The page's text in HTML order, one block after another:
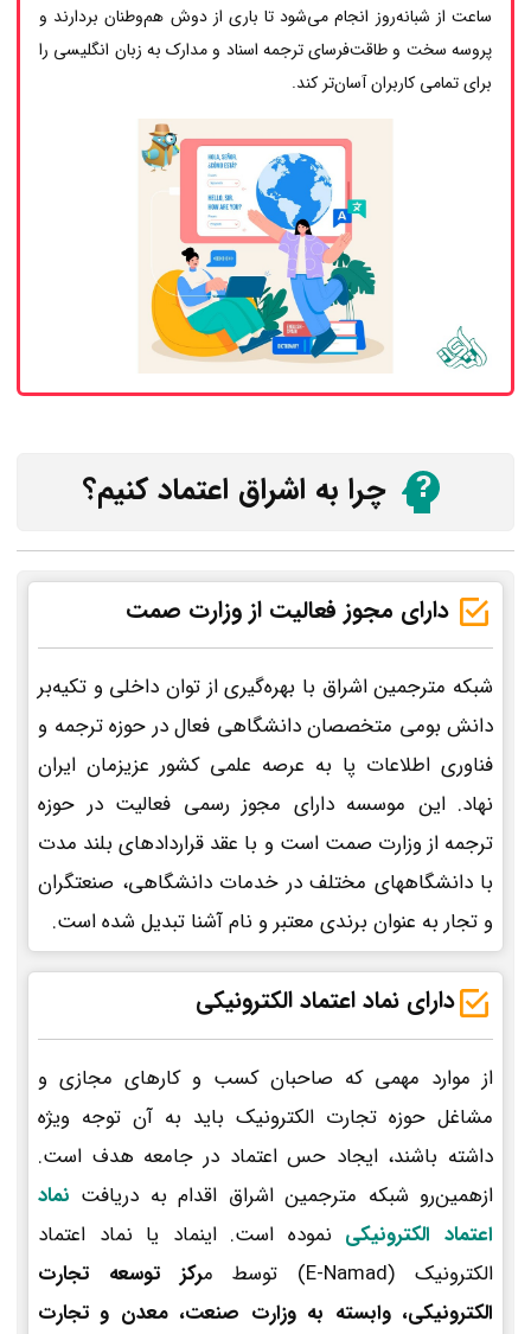
ساعت از شبانه‌روز انجام می‌شود تا باری از دوش هم‌وطنان بردارند و
پروسه سخت و طاقت‌فرسای ترجمه اسناد و مدارک به زبان انگلیسی را
برای تمامی کاربران آسان‌تر کند.
چرا به اشراق اعتماد کنیم؟
دارای مجوز فعالیت از وزارت صمت
شبکه مترجمین اشراق با بهره‌گیری از توان داخلی و تکیه‌بر
دانش بومی متخصصان دانشگاهی فعال در حوزه ترجمه و
فناوری اطلاعات پا به عرصه علمی کشور عزیزمان ایران
نهاد. این موسسه دارای مجوز رسمی فعالیت در حوزه
ترجمه از وزارت صمت است و با عقد قراردادهای بلند مدت
با دانشگاههای مختلف در خدمات دانشگاهی، صنعتگران
و تجار به عنوان برندی معتبر و نام آشنا تبدیل شده است.
دارای نماد اعتماد الکترونیکی
از موارد مهمی که صاحبان کسب و کارهای مجازی و
مشاغل حوزه تجارت الکترونیک باید به آن توجه ویژه
داشته باشند، ایجاد حس اعتماد در جامعه هدف است.
ازهمین‌رو شبکه مترجمین اشراق اقدام به دریافت نماد
اعتماد الکترونیکی نموده است. اینماد یا نماد اعتماد
الکترونیک (E-Namad) توسط م
رکز توسعه تجارت
الکترونیکی، وابسته به وزارت صنعت، معدن و تجارت